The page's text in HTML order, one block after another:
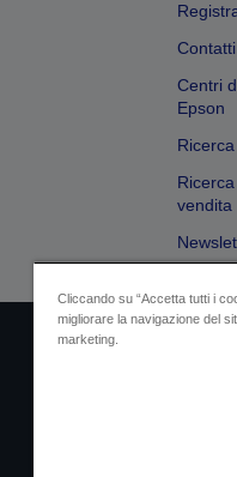
Contatti
Centri
Epson
vendita
Cliccando su “Accetta tutti i
migliorare la navigazione del
marketing.